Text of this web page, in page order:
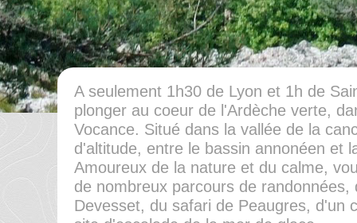
A seulement 1h30 de Lyon et 1h de
plonger au coeur de l'Ardèche verte,
Vocance. Situé dans la vallée de la
d'altitude, entre le bassin annonéen et
Amoureux de la nature et du calme,
de nombreux parcours de randonnées,
Devesset, du safari de Peaugres, d'un